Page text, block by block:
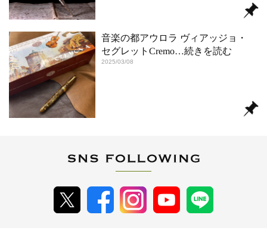
音楽の都アウロラ ヴィアッジョ・
セグレットCremo…続きを読む
2025/03/08